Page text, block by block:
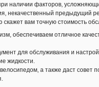
наличии факторов,
некачественный предыдущий
вам точную стоимость
обеспечиваем отличное
для обслуживания и
жидкости.
а также даст совет